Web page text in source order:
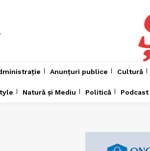
Anunțuri publice Cultură
Natură și Mediu Politică Podcast